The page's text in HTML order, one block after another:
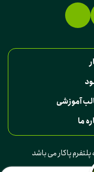
آموزشی
ما
پاکار می باشد